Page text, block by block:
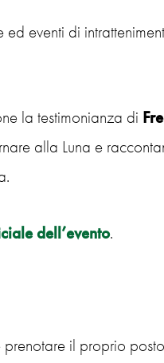
eventi di
la testimonianza di
alla Luna e
dell’evento.
il proprio